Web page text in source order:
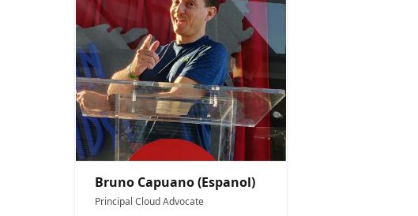
Bruno Capuano (Espanol)
Principal Cloud Advocate